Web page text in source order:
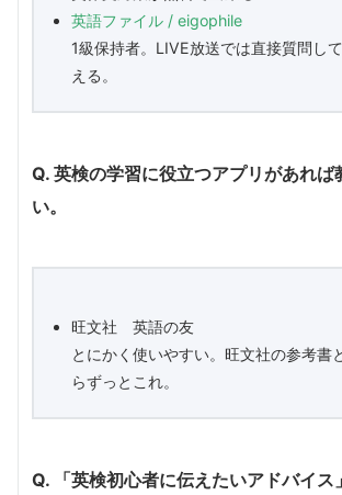
英語ファイル / eigophile
1級保持者。LIVE放送では直接質問し
える。
Q. 英検の学習に役立つアプリがあれば
い。
旺文社 英語の友
とにかく使いやすい。旺文社の参考書
らずっとこれ。
Q. 「英検初心者に伝えたいアドバイス